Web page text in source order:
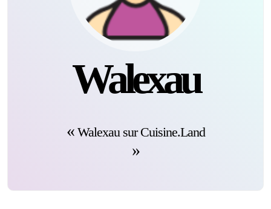
Walexau
Walexau sur Cuisine.Land